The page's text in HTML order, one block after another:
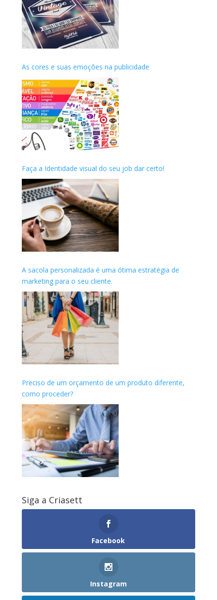
As cores e suas emoções na publicidade
Faça a Identidade visual do seu job dar certo!
A sacola personalizada é uma ótima estratégia de
marketing para o seu cliente.
Preciso de um orçamento de um produto diferente,
como proceder?
Siga a Criasett
Facebook
Instagram